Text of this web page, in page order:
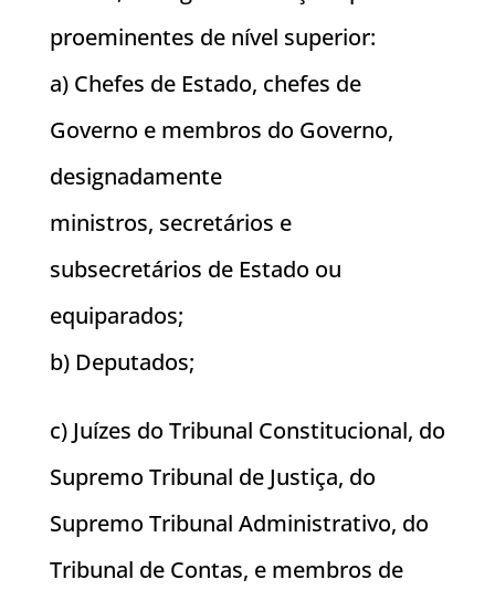
proeminentes de nível superior:
a) Chefes de Estado, chefes de
Governo e membros do Governo,
designadamente
ministros, secretários e
subsecretários de Estado ou
equiparados;
b) Deputados;
c) Juízes do Tribunal Constitucional, do
Supremo Tribunal de Justiça, do
Supremo Tribunal Administrativo, do
Tribunal de Contas, e membros de